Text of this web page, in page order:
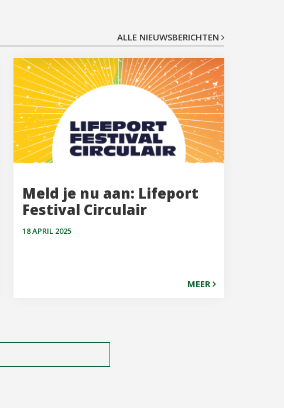
ALLE NIEUWSBERICHTEN
Meld je nu aan: Lifeport
Festival Circulair
18 APRIL 2025
MEER